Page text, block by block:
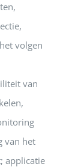
volgen
van
van het
applicatie